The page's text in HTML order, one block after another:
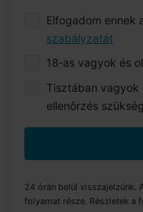
Elfogadom ennek
szabályzatát
18‑as vagyok és
Tisztában vagyok
ellenőrzés
24 órán belül visszajelzünk.
folyamat része. Részletek a